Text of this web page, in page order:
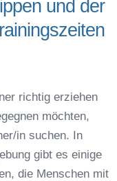
und der näheren
aus
oder
und
in
und der
richtig erziehen
möchten,
in suchen. In
gibt es einige
die Menschen mit